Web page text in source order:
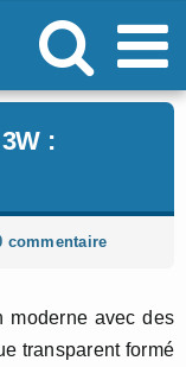
:
commentaire
moderne avec des
transparent formé